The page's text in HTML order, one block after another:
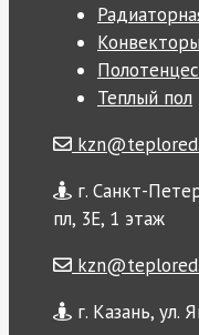
Конвекторы
Теплый пол
г. Санкт-
пл, 3Е, 1 этаж
г. Казань, ул.